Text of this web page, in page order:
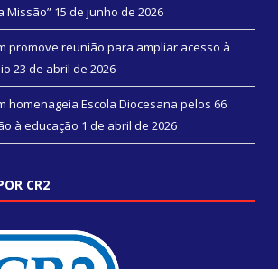
Missão” 15 de junho de 2026
promove reunião para ampliar acesso à
23 de abril de 2026
homenageia Escola Diocesana pelos 66
à educação 1 de abril de 2026
CR2